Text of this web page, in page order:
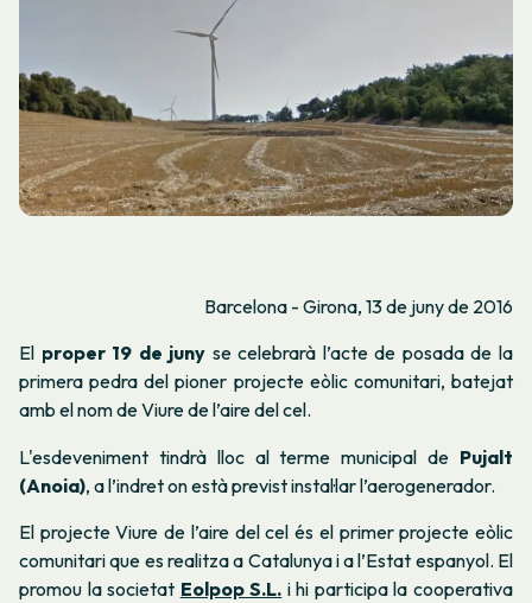
Barcelona - Girona, 13 de juny de 2016
El proper 19 de juny se celebrarà l’acte de posada de la
primera pedra del pioner projecte eòlic comunitari, batejat
amb el nom deViure de l’aire del cel.
L'esdeveniment tindrà lloc al terme municipal de Pujalt
(Anoia), a l’indret on està previst instal·lar l’aerogenerador.
El projecteViure de l’aire del cel és el primer projecte eòlic
comunitari que es realitza a Catalunya i a l’Estat espanyol. El
promou la societat Eolpop S.L. i hi participa la cooperativa